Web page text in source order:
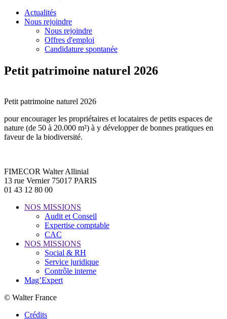
Actualités
Nous rejoindre
Nous rejoindre
Offres d'emploi
Candidature spontanée
Petit patrimoine naturel 2026
Petit patrimoine naturel 2026
pour encourager les propriétaires et locataires de petits espaces de
nature (de 50 à 20.000 m²) à y développer de bonnes pratiques en
faveur de la biodiversité.
FIMECOR Walter Allinial
13 rue Vernier 75017 PARIS
01 43 12 80 00
NOS MISSIONS
Audit et Conseil
Expertise comptable
CAC
NOS MISSIONS
Social & RH
Service juridique
Contrôle interne
Mag’Expert
© Walter France
Crédits